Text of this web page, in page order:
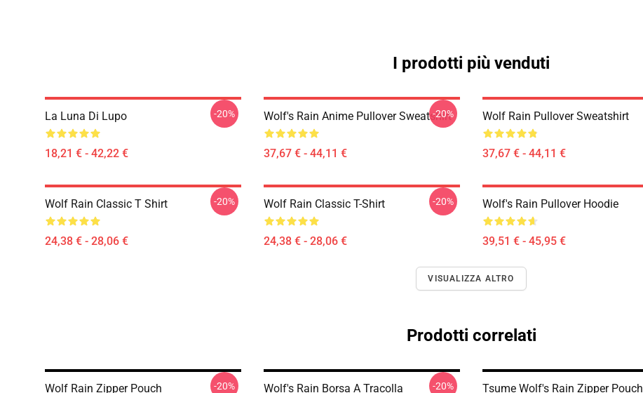
I prodotti più venduti
La Luna Di Lupo
18,21 € - 42,22 €
-20% Wolf's Rain Anime Pullover Sweatshirt
37,67 € - 44,11 €
-20% Wolf Rain Pullover Sweatshirt
37,67 € - 44,11 €
Wolf Rain Classic T Shirt
24,38 € - 28,06 €
-20% Wolf Rain Classic T-Shirt
24,38 € - 28,06 €
-20% Wolf's Rain Pullover Hoodie
39,51 € - 45,95 €
VISUALIZZA ALTRO
Prodotti correlati
Wolf Rain Zipper Pouch -20% Wolf's Rain Borsa A Tracolla -20% Tsume Wolf's Rain Zipper Pouch